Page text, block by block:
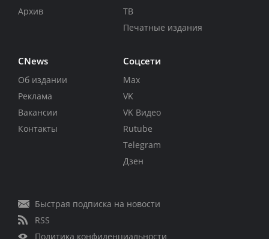
Архив
ТВ
Печатные издания
CNews
Об издании
Реклама
Вакансии
Контакты
Соцсети
Max
VK
VK Видео
Rutube
Telegram
Дзен
Быстрая подписка на новости
RSS
Политика конфиденциальности